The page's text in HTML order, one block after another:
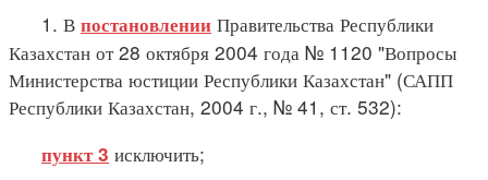
1. В постановлении Правительства Республики
Казахстан от 28 октября 2004 года № 1120 "Вопросы
Министерства юстиции Республики Казахстан" (САПП
Республики Казахстан, 2004 г., № 41, ст. 532):
пункт 3 исключить;